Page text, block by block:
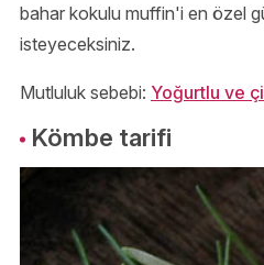
bahar kokulu muffin'i en özel
isteyeceksiniz.
Mutluluk sebebi: Yoğurtlu ve
Kömbe tarifi